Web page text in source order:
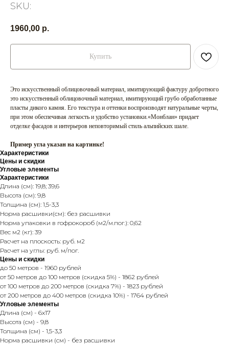
SKU:
1960,00 р.
Купить
Это искусственный облицовочный материал, имитирующий фактуру добротного
это искусственный облицовочный материал, имитирующий грубо обработанные
пласты дикого камня. Его текстура и оттенки воспроизводят натуральные черты,
при этом обеспечивая легкость и удобство установки.«Монблан» придает
отделке фасадов и интерьеров неповторимый стиль альпийских шале.
Пример угла указан на картинке!
Характеристики
Цены и скидки
Угловые элементы
Характеристики
Длина (см): 19,8; 39,6
Высота (см): 9,8
Толщина (см): 1,5-3,3
Норма расшивки(см): без расшивки
Норма упаковки в гофрокороб (м2/м.пог.): 0,62
Вес м2 (кг): 39
Расчет на плоскость: руб. м2
Расчет на углы: руб. м/пог.
Цены и скидки
до 50 метров - 1960 рублей
от 50 метров до 100 метров (скидка 5%) - 1862 рублей
от 100 метров до 200 метров (скидка 7%) - 1823 рублей
от 200 метров до 400 метров (скидка 10%) - 1764 рублей
Угловые элементы
Длина (см) - 6x17
Высота (см) - 9,8
Толщина (см) - 1,5-3,3
Норма расшивки (см) - без расшивки